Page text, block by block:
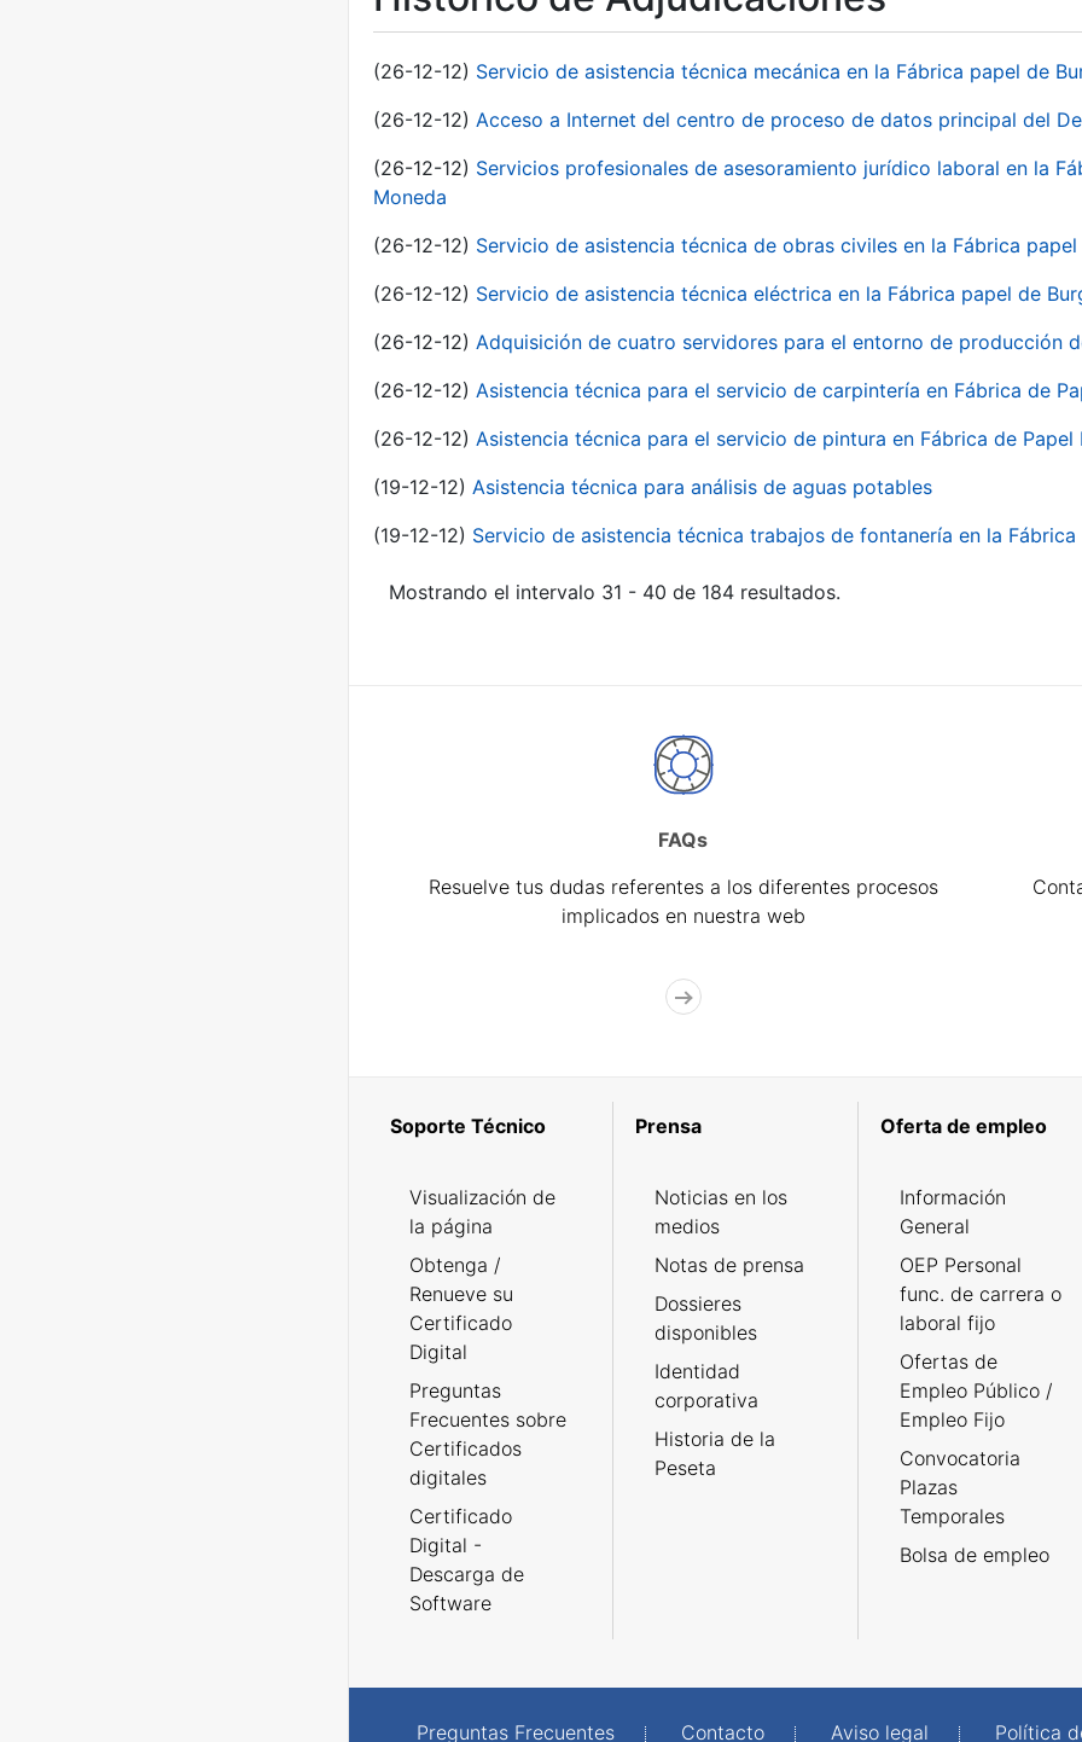
(26-12-12) Servicio de asistencia técnica mecánica en la Fábrica papel de
(26-12-12) Acceso a Internet del centro de proceso de datos principal del
(26-12-12) Servicios profesionales de asesoramiento jurídico laboral en la
Moneda
(26-12-12) Servicio de asistencia técnica de obras civiles en la Fábrica
(26-12-12) Servicio de asistencia técnica eléctrica en la Fábrica papel de
(26-12-12) Adquisición de cuatro servidores para el entorno de producción
(26-12-12) Asistencia técnica para el servicio de carpintería en Fábrica de
(26-12-12) Asistencia técnica para el servicio de pintura en Fábrica de Papel
(19-12-12) Asistencia técnica para análisis de aguas potables
(19-12-12) Servicio de asistencia técnica trabajos de fontanería en la
Mostrando el intervalo 31 - 40 de 184 resultados.
FAQs
Resuelve tus dudas referentes a los diferentes procesos
implicados en nuestra web
Soporte Técnico
Visualización de
la página
Obtenga /
Renueve su
Certificado
Digital
Preguntas
Frecuentes sobre
Certificados
digitales
Certificado
Digital -
Descarga de
Software
Prensa
Noticias en los
medios
Notas de prensa
Dossieres
disponibles
Identidad
corporativa
Historia de la
Peseta
Oferta de empleo
Información
General
OEP Personal
func. de carrera o
laboral fijo
Ofertas de
Empleo Público /
Empleo Fijo
Convocatoria
Plazas
Temporales
Bolsa de empleo
Preguntas Frecuentes Contacto Aviso legal Política